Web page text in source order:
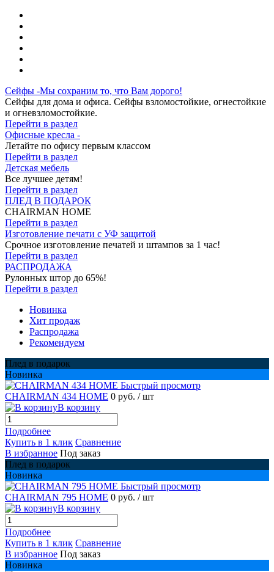
Сейфы -Мы сохраним то, что Вам дорого!
Сейфы для дома и офиса. Сейфы взломостойкие, огнестойкие
и огневзломостойкие.
Перейти в раздел
Офисные кресла -
Летайте по офису первым классом
Перейти в раздел
Детская мебель
Все лучшее детям!
Перейти в раздел
ПЛЕД В ПОДАРОК
CHAIRMAN HOME
Перейти в раздел
Изготовление печати с УФ защитой
Срочное изготовление печатей и штампов за 1 час!
Перейти в раздел
РАСПРОДАЖА
Рулонных штор до 65%!
Перейти в раздел
Новинка
Хит продаж
Распродажа
Рекомендуем
Плед в подарок
Новинка
Быстрый просмотр
CHAIRMAN 434 HOME 0 руб. / шт
В корзину
Подробнее
Купить в 1 клик Сравнение
В избранное Под заказ
Плед в подарок
Новинка
Быстрый просмотр
CHAIRMAN 795 HOME 0 руб. / шт
В корзину
Подробнее
Купить в 1 клик Сравнение
В избранное Под заказ
Новинка